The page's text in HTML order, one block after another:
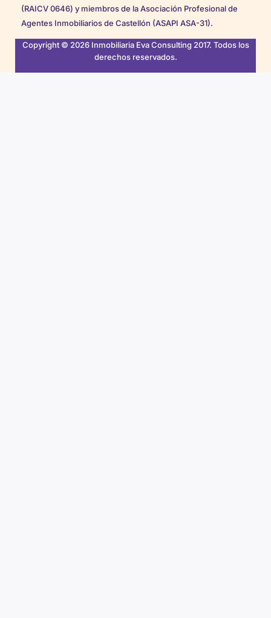
(RAICV 0646) y miembros de la Asociación Profesional de
Agentes Inmobiliarios de Castellón (ASAPI ASA-31).
Copyright © 2026 Inmobiliaria Eva Consulting 2017. Todos los
derechos reservados.